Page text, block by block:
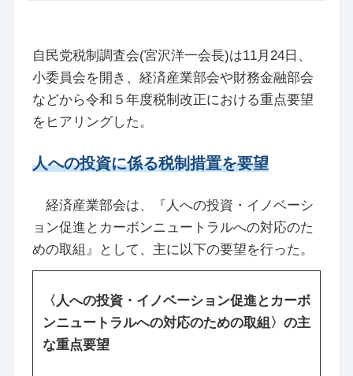
自民党税制調査会(宮沢洋一会長)は11月24日、
小委員会を開き、経済産業部会や財務金融部会
などから令和５年度税制改正における重点要望
をヒアリングした。
人への投資に係る税制措置を要望
経済産業部会は、『人への投資・イノベーシ
ョン促進とカーボンニュートラルへの対応のた
めの取組』として、主に以下の要望を行った。
〈人への投資・イノベーション促進とカーボ
ンニュートラルへの対応のための取組〉の主
な重点要望